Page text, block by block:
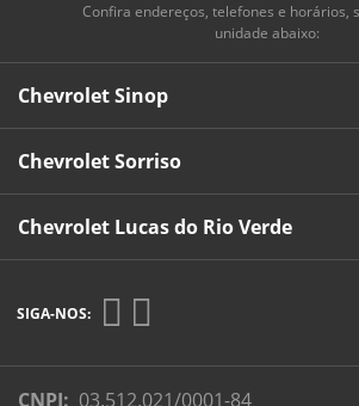
Confira endereços, telefones e horários,
unidade abaixo:
Chevrolet Sinop
Chevrolet Sorriso
Chevrolet Lucas do Rio Verde
SIGA-NOS:
CNPJ: 03.512.021/0001-84